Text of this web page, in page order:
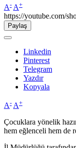
A- A+
https://youtube.com/
Paylaş
Linkedin
Pinterest
Telegram
Yazdır
Kopyala
A- A+
Çocuklara yönelik
hem eğlenceli hem de